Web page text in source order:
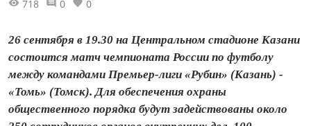
718 0 0
26 сентября в 19.30 на Центральном стадионе Казани
состоится матч чемпионата России по футболу
между командами Премьер-лиги «Рубин» (Казань) -
«Томь» (Томск). Для обеспечения охраны
общественного порядка будут задействованы около